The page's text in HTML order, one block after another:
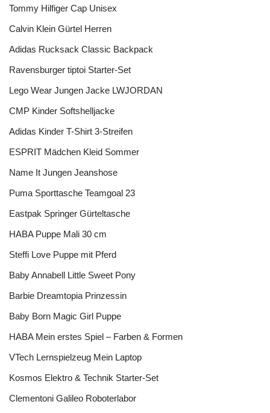
Tommy Hilfiger Cap Unisex
Calvin Klein Gürtel Herren
Adidas Rucksack Classic Backpack
Ravensburger tiptoi Starter-Set
Lego Wear Jungen Jacke LWJORDAN
CMP Kinder Softshelljacke
Adidas Kinder T-Shirt 3-Streifen
ESPRIT Mädchen Kleid Sommer
Name It Jungen Jeanshose
Puma Sporttasche Teamgoal 23
Eastpak Springer Gürteltasche
HABA Puppe Mali 30 cm
Steffi Love Puppe mit Pferd
Baby Annabell Little Sweet Pony
Barbie Dreamtopia Prinzessin
Baby Born Magic Girl Puppe
HABA Mein erstes Spiel – Farben & Formen
VTech Lernspielzeug Mein Laptop
Kosmos Elektro & Technik Starter-Set
Clementoni Galileo Roboterlabor